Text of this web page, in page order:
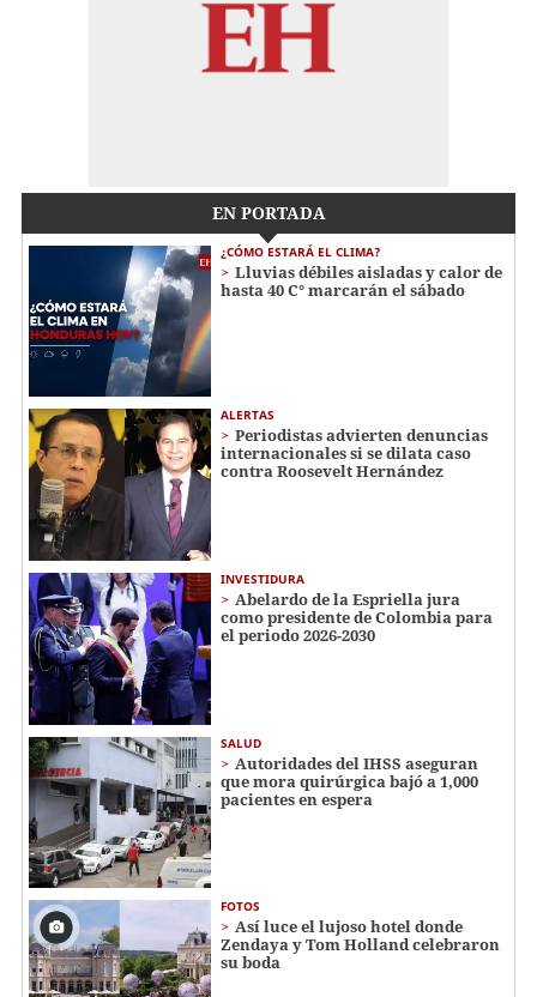
EN PORTADA
¿CÓMO ESTARÁ EL CLIMA?
Lluvias débiles aisladas y calor de
hasta 40 C° marcarán el sábado
ALERTAS
Periodistas advierten denuncias
internacionales si se dilata caso
contra Roosevelt Hernández
INVESTIDURA
Abelardo de la Espriella jura
como presidente de Colombia para
el periodo 2026-2030
SALUD
Autoridades del IHSS aseguran
que mora quirúrgica bajó a 1,000
pacientes en espera
FOTOS
Así luce el lujoso hotel donde
Zendaya y Tom Holland celebraron
su boda